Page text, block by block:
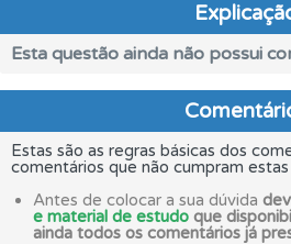
Esta questão ainda não possui
Estas são as regras básicas dos
comentários que não cumpram
Antes de colocar a sua dúvida
e material de estudo que
ainda todos os comentários já